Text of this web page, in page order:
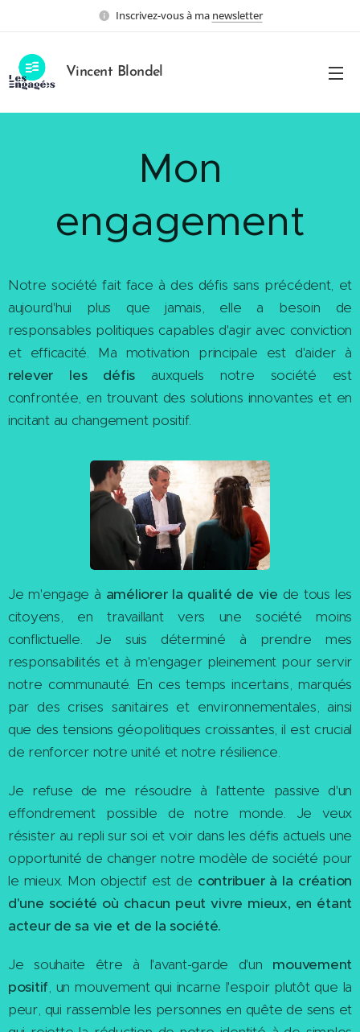
Inscrivez-vous à ma newsletter
Vincent Blondel
Mon
engagement
Notre société fait face à des défis sans précédent, et
aujourd'hui plus que jamais, elle a besoin de
responsables politiques capables d'agir avec conviction
et efficacité. Ma motivation principale est d'aider à
relever les défis auxquels notre société est
confrontée, en trouvant des solutions innovantes et en
incitant au changement positif.
Je m'engage à améliorer la qualité de vie de tous les
citoyens, en travaillant vers une société moins
conflictuelle. Je suis déterminé à prendre mes
responsabilités et à m'engager pleinement pour servir
notre communauté. En ces temps incertains, marqués
par des crises sanitaires et environnementales, ainsi
que des tensions géopolitiques croissantes, il est crucial
de renforcer notre unité et notre résilience.
Je refuse de me résoudre à l'attente passive d'un
effondrement possible de notre monde. Je veux
résister au repli sur soi et voir dans les défis actuels une
opportunité de changer notre modèle de société pour
le mieux. Mon objectif est de contribuer à la création
d'une société où chacun peut vivre mieux, en étant
acteur de sa vie et de la société.
Je souhaite être à l'avant-garde d'un mouvement
positif, un mouvement qui incarne l'espoir plutôt que la
peur, qui rassemble les personnes en quête de sens et